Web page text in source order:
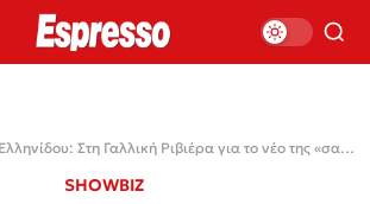
Ρία Ελληνίδου: Στη Γαλλική Ριβιέρα για το νέο της «σαφάρι»
SHOWBIZ